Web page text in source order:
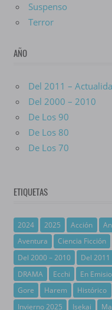
Suspenso
Terror
AÑO
Del 2011 –
Del 2000 – 2010
De Los 90
De Los 80
De Los 70
ETIQUETAS
2024 2025 Acción
Aventura
Ciencia Ficción
Del 2000 – 2010
Del
DRAMA
Ecchi En
Gore
Harem Histórico
Invierno 2025
Isekai